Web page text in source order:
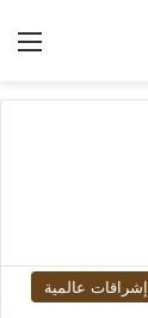
إشراقات عالمية